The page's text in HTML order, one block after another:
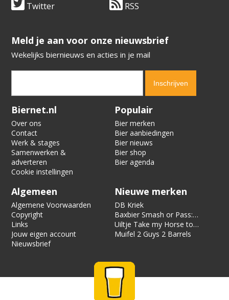
Twitter RSS
​​​​​​​Meld je aan voor onze nieuwsbrief
Wekelijks biernieuws en acties in je mail
Verification code:
Biernet.nl
Over ons
Contact
Werk & stages
Samenwerken &
adverteren
Cookie instellingen
Populair
Bier merken
Bier aanbiedingen
Bier nieuws
Bier shop
Bier agenda
Algemeen
Algemene Voorwaarden
Copyright
Links
Jouw eigen account
Nieuwsbrief
Nieuwe merken
DB Kriek
Baxbier Smash or Pass:
Strata
Uiltje Take my Horse to
the Hotel Room
Muifel 2 Guys 2 Barrels